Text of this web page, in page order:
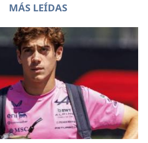
MÁS LEÍDAS